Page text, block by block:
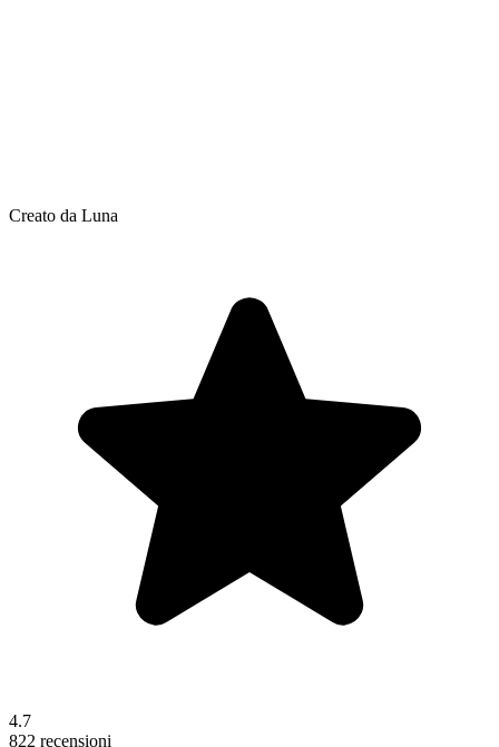
Creato da Luna
4.7
822 recensioni